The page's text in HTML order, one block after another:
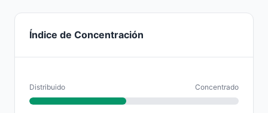
Índice de Concentración
Distribuido Concentrado